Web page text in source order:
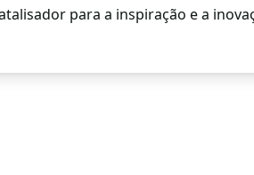
para a inspiração e a